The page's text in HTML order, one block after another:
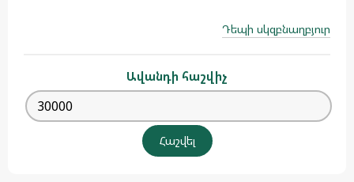
Դեպի սկզբնաղբյուր
Ավանդի հաշվիչ